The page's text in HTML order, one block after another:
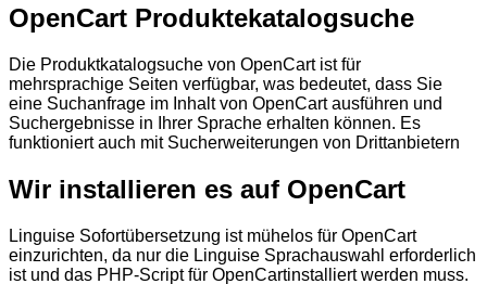
OpenCart Produktekatalogsuche
Die Produktkatalogsuche von OpenCart ist für
mehrsprachige Seiten verfügbar, was bedeutet, dass Sie
eine Suchanfrage im Inhalt von OpenCart ausführen und
Suchergebnisse in Ihrer Sprache erhalten können. Es
funktioniert auch mit Sucherweiterungen von Drittanbietern
Wir installieren es auf OpenCart
Linguise Sofortübersetzung ist mühelos für OpenCart
einzurichten, da nur die Linguise Sprachauswahl erforderlich
ist und das PHP-Script für OpenCartinstalliert werden muss.